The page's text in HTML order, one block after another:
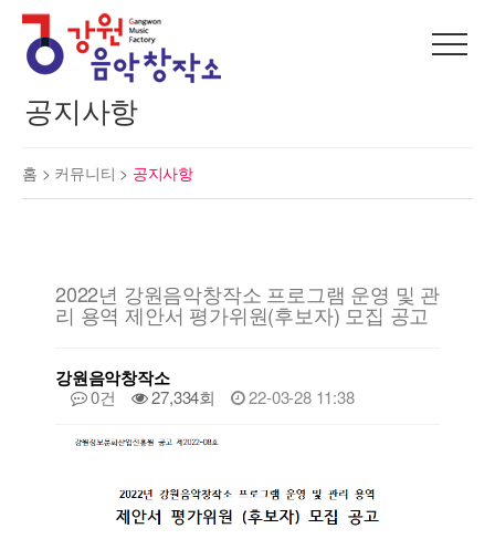
공지사항
홈 > 커뮤니티 > 공지사항
2022년 강원음악창작소 프로그램 운영 및 관
리 용역 제안서 평가위원(후보자) 모집 공고
강원음악창작소
0건 27,334회 22-03-28 11:38